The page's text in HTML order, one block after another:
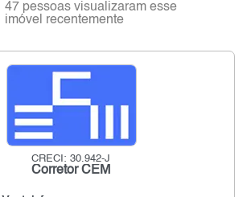
47 pessoas visualizaram esse
imóvel recentemente
CRECI: 30.942-J
Corretor CEM